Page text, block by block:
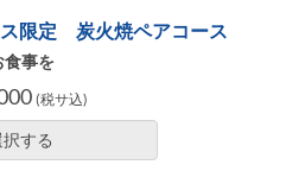
ス限定 炭火焼ペアコース
食事を
(税サ込)
する